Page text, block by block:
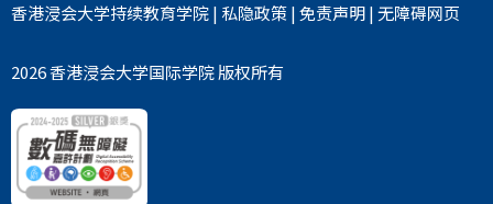
香港浸会大学持续教育学院| 私隐政策|免责声明|无障碍网页
2026 香港浸会大学国际学院 版权所有